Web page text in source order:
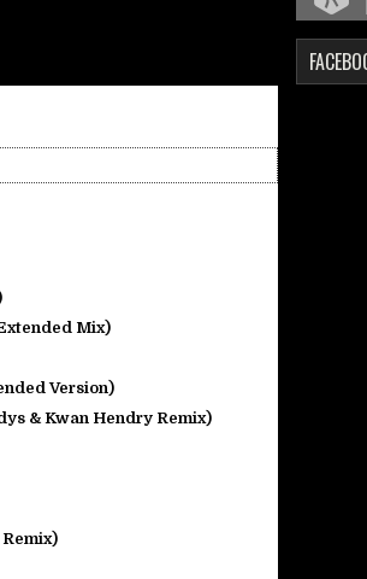
Mix)
Version)
& Kwan Hendry Remix)